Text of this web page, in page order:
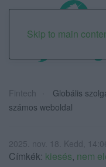
Skip to main
Fintech
Globális
számos weboldal
2025. nov. 18. Kedd,
Címkék: kiesés, nem